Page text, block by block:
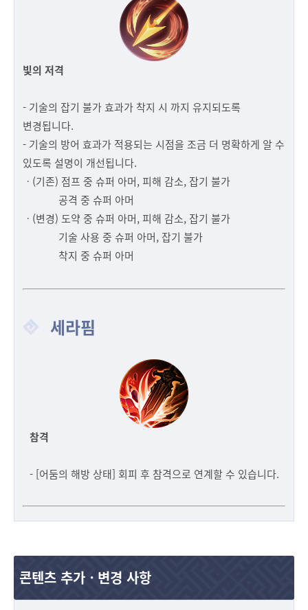
빛의 저격
- 기술의 잡기 불가 효과가 착지 시 까지 유지되도록
변경됩니다.
- 기술의 방어 효과가 적용되는 시점을 조금 더 명확하게 알 수
있도록 설명이 개선됩니다.
ㆍ(기존) 점프 중 슈퍼 아머, 피해 감소, 잡기 불가
공격 중 슈퍼 아머
ㆍ(변경) 도약 중 슈퍼 아머, 피해 감소, 잡기 불가
기술 사용 중 슈퍼 아머, 잡기 불가
착지 중 슈퍼 아머
세라핌
참격
- [어둠의 해방 상태] 회피 후 참격으로 연계할 수 있습니다.
콘텐츠 추가ㆍ변경 사항